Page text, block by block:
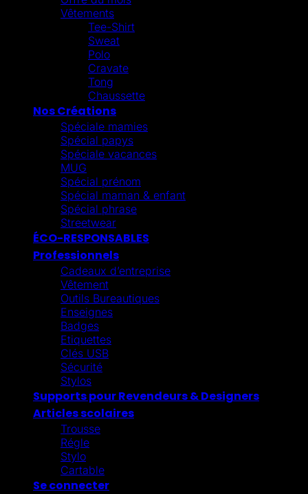
Vêtements
Tee-Shirt
Sweat
Polo
Cravate
Tong
Chaussette
Nos Créations
Spéciale mamies
Spécial papys
Spéciale vacances
MUG
Spécial prénom
Spécial maman & enfant
Spécial phrase
Streetwear
ÉCO-RESPONSABLES
Professionnels
Cadeaux d’entreprise
Vêtement
Outils Bureautiques
Enseignes
Badges
Etiquettes
Clés USB
Sécurité
Stylos
Supports pour Revendeurs & Designers
Articles scolaires
Trousse
Régle
Stylo
Cartable
Se connecter